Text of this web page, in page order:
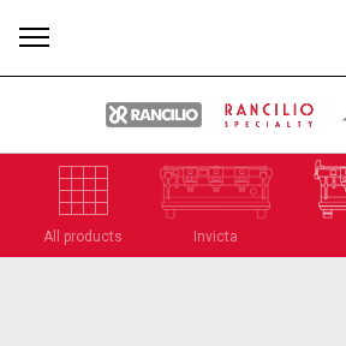
All products Invicta
Toutes Produits